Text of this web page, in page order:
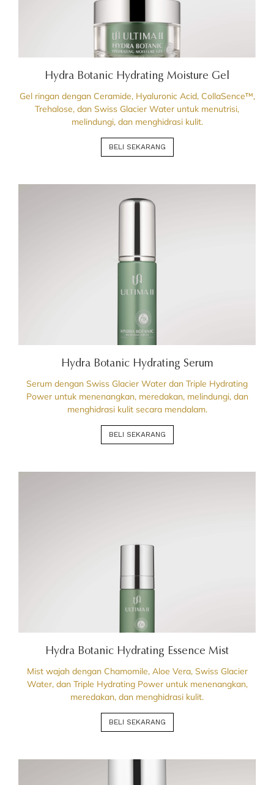
Hydra Botanic Hydrating Moisture Gel
Gel ringan dengan Ceramide, Hyaluronic Acid, CollaSence™,
Trehalose, dan Swiss Glacier Water untuk menutrisi,
melindungi, dan menghidrasi kulit.
BELI SEKARANG
Hydra Botanic Hydrating Serum
Serum dengan Swiss Glacier Water dan Triple Hydrating
Power untuk menenangkan, meredakan, melindungi, dan
menghidrasi kulit secara mendalam.
BELI SEKARANG
Hydra Botanic Hydrating Essence Mist
Mist wajah dengan Chamomile, Aloe Vera, Swiss Glacier
Water, dan Triple Hydrating Power untuk menenangkan,
meredakan, dan menghidrasi kulit.
BELI SEKARANG